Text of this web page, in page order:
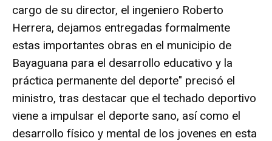
cargo de su director, el ingeniero Roberto
Herrera, dejamos entregadas formalmente
estas importantes obras en el municipio de
Bayaguana para el desarrollo educativo y la
práctica permanente del deporte" precisó el
ministro, tras destacar que el techado deportivo
viene a impulsar el deporte sano, así como el
desarrollo físico y mental de los jovenes en esta